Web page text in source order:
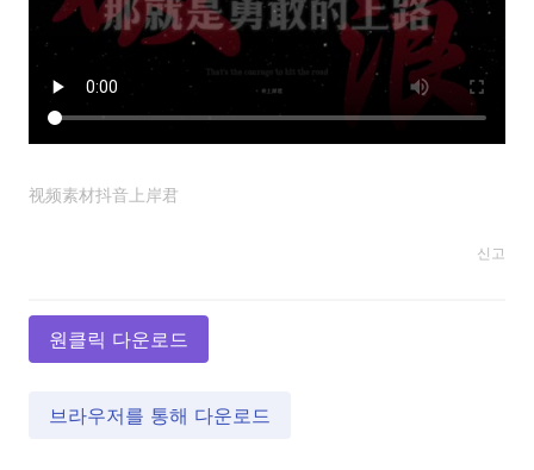
视频素材抖音上岸君
신고
원클릭 다운로드
브라우저를 통해 다운로드